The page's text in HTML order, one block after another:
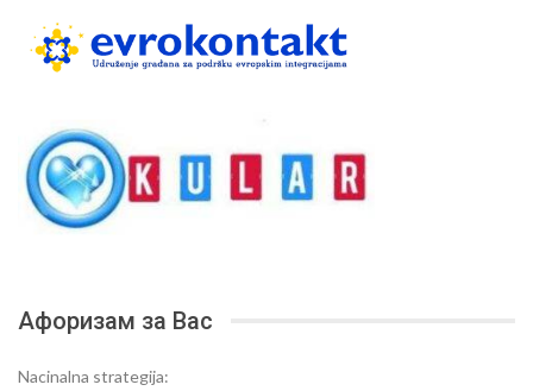
Афоризам за Вас
Nacinalna strategija: